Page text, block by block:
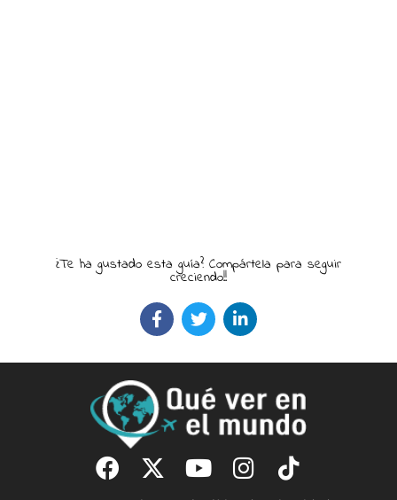
¿Te ha gustado esta guía? Compártela para seguir
creciendo!!